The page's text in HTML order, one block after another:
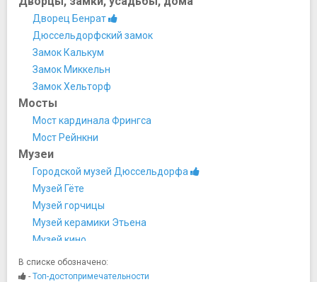
Дворец Бенрат
Дюссельдорфский замок
Замок Калькум
Замок Миккельн
Замок Хельторф
Мосты
Мост кардинала Фрингса
Мост Рейнкни
Музеи
Городской музей Дюссельдорфа
Музей Гёте
Музей горчицы
Музей керамики Этьена
Музей кино
Музей КИТ
Музей Кунстпаласт
В списке обозначено:
- Топ-достопримечательности